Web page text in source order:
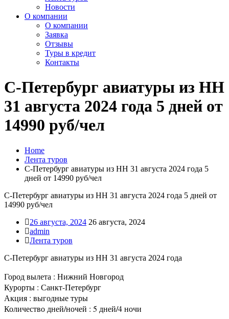
Новости
О компании
О компании
Заявка
Отзывы
Туры в кредит
Контакты
С-Петербург авиатуры из НН
31 августа 2024 года 5 дней от
14990 руб/чел
Home
Лента туров
С-Петербург авиатуры из НН 31 августа 2024 года 5
дней от 14990 руб/чел
С-Петербург авиатуры из НН 31 августа 2024 года 5 дней от
14990 руб/чел
26 августа, 2024 26 августа, 2024
admin
Лента туров
С-Петербург авиатуры из НН 31 августа 2024 года
Город вылета : Нижний Новгород
Курорты : Санкт-Петербург
Акция : выгодные туры
Количество дней/ночей : 5 дней/4 ночи